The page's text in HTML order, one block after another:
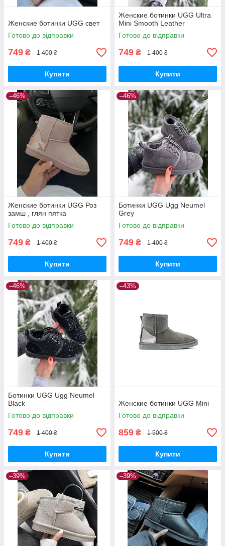
Женские ботинки UGG свет
Готово до відправки
749 ₴ 1 400 ₴
Купити
Женские ботинки UGG Ultra
Mini Smooth Leather
Готово до відправки
749 ₴ 1 400 ₴
Купити
–46%
Женские ботинки UGG Роз
замш , глян пятка
Готово до відправки
749 ₴ 1 400 ₴
Купити
–46%
Ботинки UGG Ugg Neumel
Grey
Готово до відправки
749 ₴ 1 400 ₴
Купити
–46%
Ботинки UGG Ugg Neumel
Black
Готово до відправки
749 ₴ 1 400 ₴
Купити
–43%
Женские ботинки UGG Mini
Готово до відправки
859 ₴ 1 500 ₴
Купити
–39% –39%